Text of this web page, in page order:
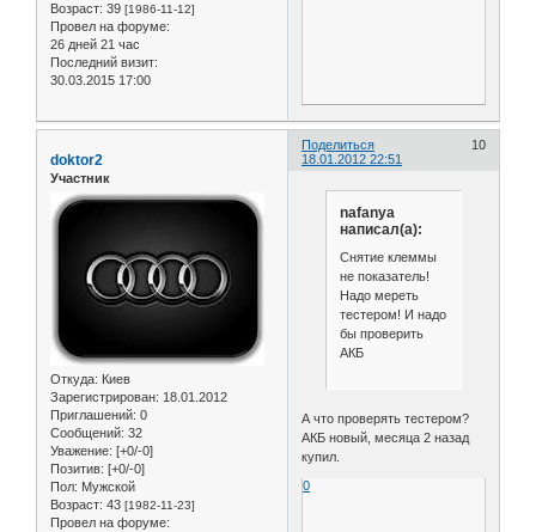
Возраст: 39 [1986-11-12]
Провел на форуме:
26 дней 21 час
Последний визит:
30.03.2015 17:00
Поделиться
10
18.01.2012 22:51
doktor2
Участник
Откуда: Киев
Зарегистрирован: 18.01.2012
Приглашений: 0
Сообщений: 32
Уважение: [+0/-0]
Позитив: [+0/-0]
Пол: Мужской
Возраст: 43 [1982-11-23]
Провел на форуме:
nafanya
написал(а):
Снятие клеммы
не показатель!
Надо мереть
тестером! И надо
бы проверить
АКБ
А что проверять тестером?
АКБ новый, месяца 2 назад
купил.
0